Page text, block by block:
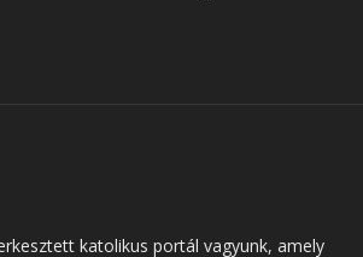
katolikus portál vagyunk, amely